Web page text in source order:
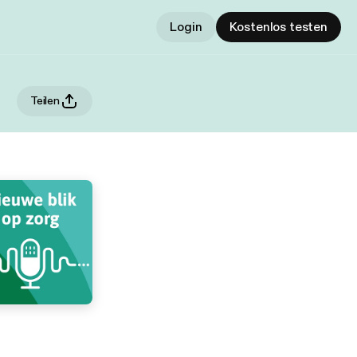
Login Kostenlos testen
Teilen